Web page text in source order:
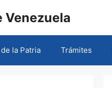
Venezuela
la Patria Trámites